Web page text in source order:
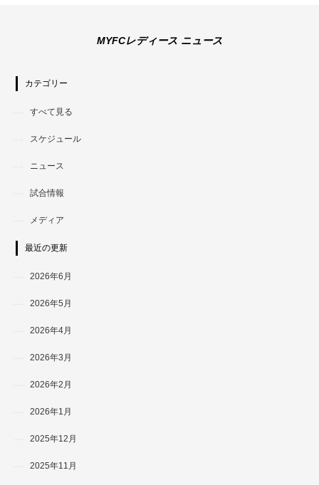
MYFCレディース ニュース
カテゴリー
すべて見る
スケジュール
ニュース
試合情報
メディア
最近の更新
2026年6月
2026年5月
2026年4月
2026年3月
2026年2月
2026年1月
2025年12月
2025年11月